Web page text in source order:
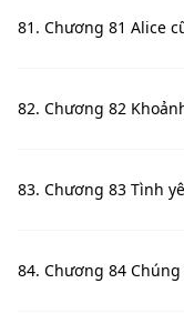
81. Chương 81 Alice
82. Chương 82
83. Chương 83 Tình
84. Chương 84